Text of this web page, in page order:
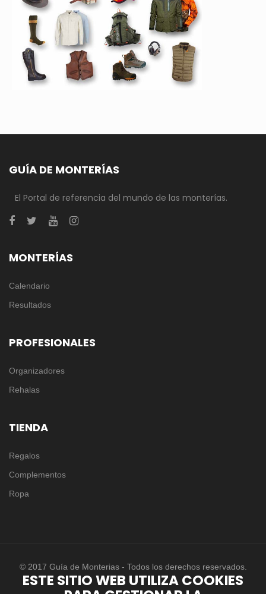
GUÍA DE MONTERÍAS
El Portal de referencia del mundo de las monterías.
MONTERÍAS
Calendario
Resultados
PROFESIONALES
Organizadores
Rehalas
TIENDA
Regalos
Complementos
Ropa
© 2017 Guía de Monterias - Todos los derechos reservados.
ESTE SITIO WEB UTILIZA COOKIES